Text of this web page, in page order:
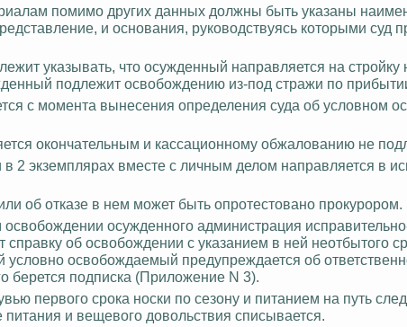
помимо других данных должны быть указаны
и основания, руководствуясь которыми суд
указывать, что осужденный направляется на стройку
подлежит освобождению из-под стражи по
с момента вынесения определения суда об условном
окончательным и кассационному обжалованию не
2 экземплярах вместе с личным делом направляется в
об отказе в нем может быть опротестовано прокурором.
осужденного администрация
об освобождении с указанием в ней неотбытого
освобождаемый предупреждается об
берется подписка (Приложение N 3).
первого срока носки по сезону и питанием на путь
и вещевого довольствия списывается.